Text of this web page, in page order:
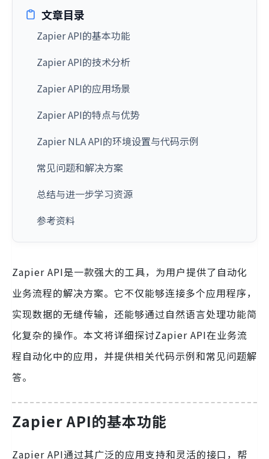
文章目录
Zapier API的基本功能
Zapier API的技术分析
Zapier API的应用场景
Zapier API的特点与优势
Zapier NLA API的环境设置与代码示例
常见问题和解决方案
总结与进一步学习资源
参考资料
Zapier API是一款强大的工具，为用户提供了自动化
业务流程的解决方案。它不仅能够连接多个应用程序，
实现数据的无缝传输，还能够通过自然语言处理功能简
化复杂的操作。本文将详细探讨Zapier API在业务流
程自动化中的应用，并提供相关代码示例和常见问题解
答。
Zapier API的基本功能
Zapier API通过其广泛的应用支持和灵活的接口，帮